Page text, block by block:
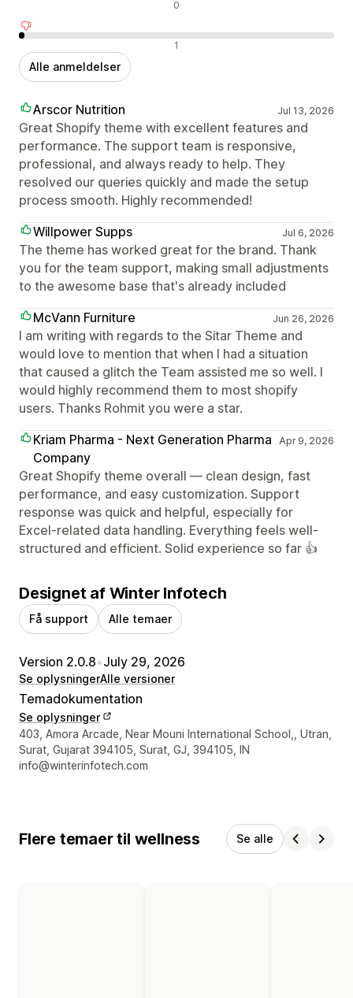
0
1
Alle anmeldelser
Arscor Nutrition Jul 13, 2026
Great Shopify theme with excellent features and
performance. The support team is responsive,
professional, and always ready to help. They
resolved our queries quickly and made the setup
process smooth. Highly recommended!
Willpower Supps
Jul 6, 2026
The theme has worked great for the brand. Thank
you for the team support, making small adjustments
to the awesome base that's already included
McVann Furniture
Jun 26, 2026
I am writing with regards to the Sitar Theme and
would love to mention that when I had a situation
that caused a glitch the Team assisted me so well. I
would highly recommend them to most shopify
users. Thanks Rohmit you were a star.
Kriam Pharma - Next Generation Pharma
Company
Apr 9, 2026
Great Shopify theme overall — clean design, fast
performance, and easy customization. Support
response was quick and helpful, especially for
Excel-related data handling. Everything feels well-
structured and efficient. Solid experience so far 👍
Designet af Winter Infotech
Få support Alle temaer
Version 2.0.8•July 29, 2026
Se oplysningerAlle versioner
Temadokumentation
Se oplysninger
Se kontaktoplysninger
403, Amora Arcade, Near Mouni International School,, Utran,
Surat, Gujarat 394105, Surat, GJ, 394105, IN
info@winterinfotech.com
Flere temaer til wellness Se alle